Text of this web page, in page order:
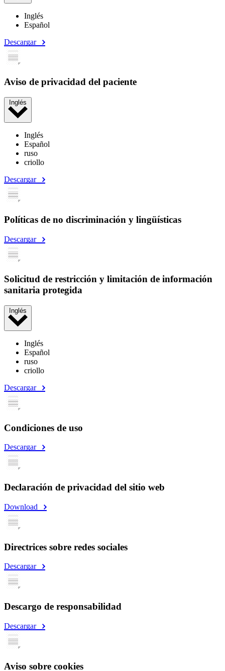
Inglés
Español
Descargar
Aviso de privacidad del paciente
Inglés
Inglés
Español
ruso
criollo
Descargar
Políticas de no discriminación y lingüísticas
Descargar
Solicitud de restricción y limitación de información
sanitaria protegida
Inglés
Inglés
Español
ruso
criollo
Descargar
Condiciones de uso
Descargar
Declaración de privacidad del sitio web
Download
Directrices sobre redes sociales
Descargar
Descargo de responsabilidad
Descargar
Aviso sobre cookies